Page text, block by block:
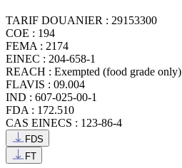
TARIF DOUANIER : 29153300
COE : 194
FEMA : 2174
EINEC : 204-658-1
REACH : Exempted (food grade only)
FLAVIS : 09.004
IND : 607-025-00-1
FDA : 172.510
CAS EINECS : 123-86-4
FDS
FT